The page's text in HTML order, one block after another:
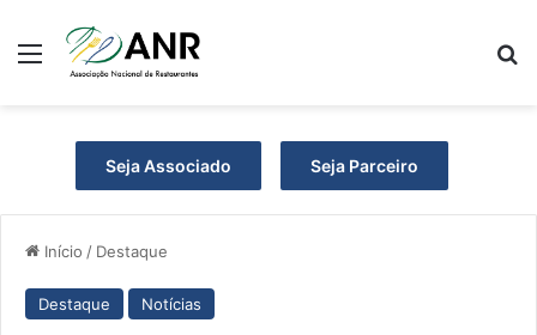
Menu
Seja Associado Seja Parceiro
Início / Destaque
Destaque Notícias